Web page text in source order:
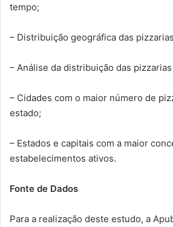
tempo;
– Distribuição geográfica das
– Análise da distribuição das
– Cidades com o maior número de
estado;
– Estados e capitais com a maior
estabelecimentos ativos.
Fonte de Dados
Para a realização deste estudo, a